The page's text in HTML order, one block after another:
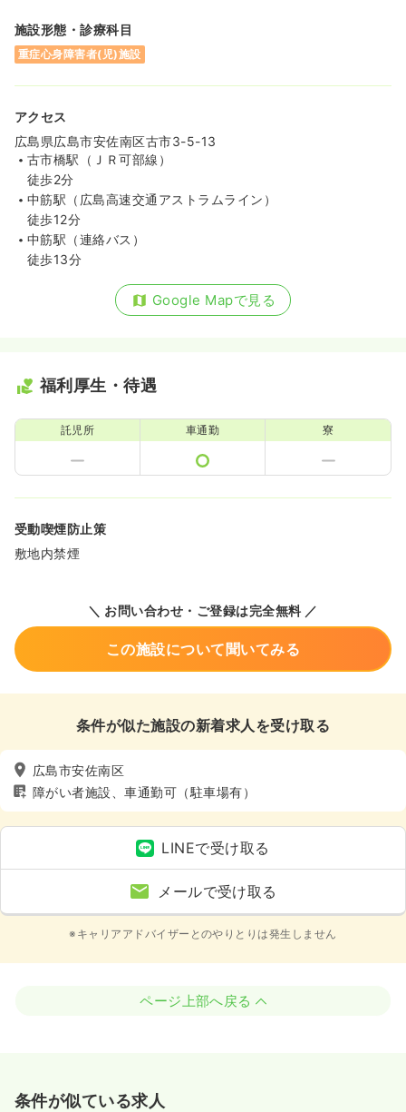
施設形態・診療科目
重症心身障害者(児)施設
アクセス
広島県広島市安佐南区古市3-5-13
古市橋駅（ＪＲ可部線）
徒歩2分
中筋駅（広島高速交通アストラムライン）
徒歩12分
中筋駅（連絡バス）
徒歩13分
Google Mapで見る
福利厚生・待遇
託児所 車通勤 寮
受動喫煙防止策
敷地内禁煙
＼ お問い合わせ・ご登録は完全無料 ／
この施設について聞いてみる
条件が似た施設の新着求人を受け取る
広島市安佐南区
障がい者施設、車通勤可（駐車場有）
LINEで受け取る
メールで受け取る
※キャリアアドバイザーとのやりとりは発生しません
ページ上部へ戻る
条件が似ている求人